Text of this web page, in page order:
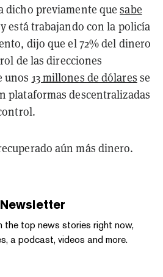
dicho previamente quesabe
y está trabajando con la policía
dijo que el 72% del dinero
de las direcciones
unos 13 millones de dólares se
plataformas descentralizadas
aún más dinero.
Newsletter
the top news stories right now,
a podcast, videos and more.